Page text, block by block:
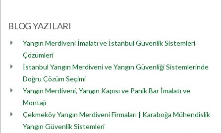
BLOG YAZILARI
Yangın Merdiveni İmalatı ve İstanbul Güvenlik Sistemleri
Çözümleri
İstanbul Yangın Merdiveni ve Yangın Güvenliği Sistemlerinde
Doğru Çözüm Seçimi
Yangın Merdiveni, Yangın Kapısı ve Panik Bar İmalatı ve
Montajı
Çekmeköy Yangın Merdiveni Firmaları | Karaboğa Mühendislik
Yangın Güvenlik Sistemleri